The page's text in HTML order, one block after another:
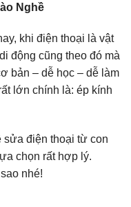
Nghề
khi điện thoại là vật
động cũng theo đó mà
bản – dễ học – dễ làm
lớn chính là: ép kính
sửa điện thoại từ con
chọn rất hợp lý.
nhé!